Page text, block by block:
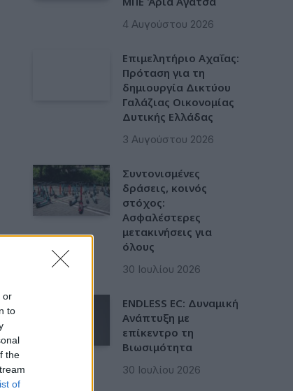
or
to
the
of
4 Αυγούστου 2026
Επιμελητήριο Αχαΐας:
Πρόταση για τη
δημιουργία Δικτύου
Γαλάζιας Οικονομίας
Δυτικής Ελλάδας
3 Αυγούστου 2026
Συντονισμένες
δράσεις, κοινός
στόχος:
Ασφαλέστερες
μετακινήσεις για
όλους
30 Ιουλίου 2026
ENDLESS EC: Δυναμική
Ανάπτυξη με
επίκεντρο τη
Βιωσιμότητα
30 Ιουλίου 2026